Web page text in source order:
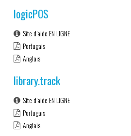
logicPOS
Site d’aide EN LIGNE
Portugais
Anglais
library.track
Site d’aide EN LIGNE
Portugais
Anglais